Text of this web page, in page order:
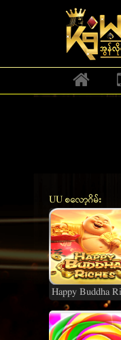
UU စလော့ဂိမ်း
Happy Buddha